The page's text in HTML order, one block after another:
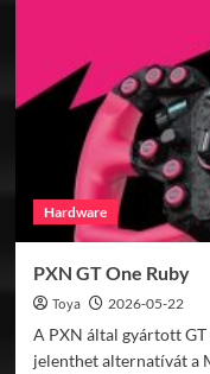
Hardware
PXN GT One Ruby
Toya 2026-05-22
A PXN által gyártott GT
jelenthet alternatívát a